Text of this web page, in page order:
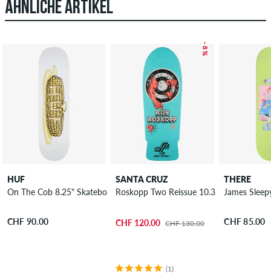
ÄHNLICHE ARTIKEL
HUF
On The Cob 8.25" Skateboard Deck
CHF 90.00
– 8 %
SANTA CRUZ
Roskopp Two Reissue 10.35" Skateboard
CHF 120.00 CHF 130.00
(1)
THERE
James
CHF 85.00